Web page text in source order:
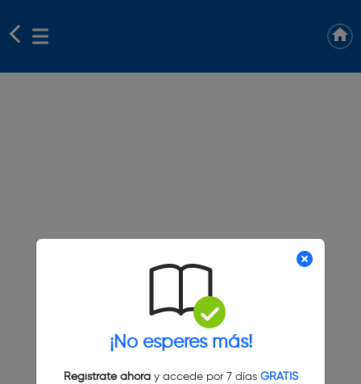
¡No esperes más!
Regístrate ahoray accede por 7 días GRATIS